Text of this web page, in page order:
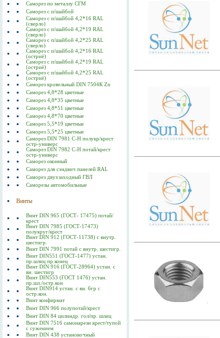
Саморез по металлу СГМ
Саморез с п/шайбой
Саморез с п/шайбой 4,2*16 RAL
(сверло)
Саморез с п/шайбой 4,2*19 RAL
(сверло)
Саморез с п/шайбой 4,2*25 RAL
(сверло)
Саморез с п/шайбой 4,2*16 RAL
(остриё)
Саморез с п/шайбой 4,2*19 RAL
(остриё)
Саморез с п/шайбой 4,2*25 RAL
(остриё)
Саморез кровельный DIN 7504К Zn
Саморез 4,8*28 цветные
Саморез 4,8*35 цветные
Саморез 4,8*51 цветные
Саморез 4,8*70 цветные
Саморез 5,5*19 цветные
Саморез 5,5*25 цветные
Саморез DIN 7981 C-Н полукр/крест
остр-универс
Саморез DIN 7982 C-Н потай/крест
остр-универс
Саморез оконный
Саморез для сэндвич панелей RAL
Саморез двухзаходный ГВЛ
Саморезы автомобильные
Винты
Винт DIN 965 (ГОСТ- 17475) потай/
крест
Винт DIN 7985 (ГОСТ-17473)
полукруг/крест
Винт DIN 912 (ГОСТ-11738) с внутр.
шестигр.
Винт DIN 7991 потай с внутр. шестигр.
Винт DIN551 (ГОСТ-1477) устан.
пр.шлиц пр.конец
Винт DIN 916 (ГОСТ-28964) устан. с
вн. шестигр
Винт DIN553 (ГОСТ 1476) устан.
пр.шл./остр.кон
Винт DIN914 устан. с вн. 6гр с
остр.кон.
Винт конфирмат
Винт DIN 966 полупотай/крест
Винт DIN 84 цилиндр. гол/пр. шлиц
Винт DIN 7516 самонарезн крест/тупой
с сужением
Винт DIN 438 установочный